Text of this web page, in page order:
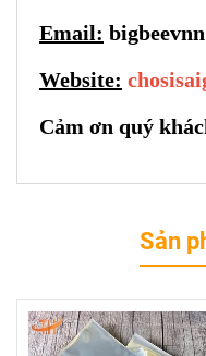
Email:
Website:
Cảm ơn quý
Sản